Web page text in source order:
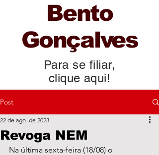
Bento
Gonçalves
Para se filiar,
clique aqui!
Post
Revoga NEM
22 de ago. de 2023
Na última sexta-feira (18/08) o